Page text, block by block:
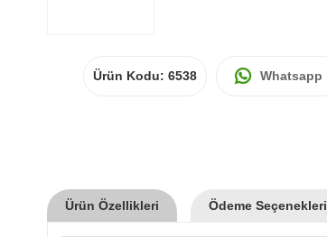
Ürün Kodu: 6538 Whatsapp
Ürün Özellikleri Ödeme Seçenekleri